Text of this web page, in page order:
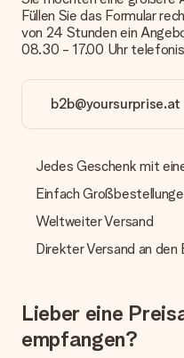
Zahlung
Wie kann ich meine
Wir bieten die folgenden
mit normaler Überweisung,
manuellen Überweisung
Geschenks jedoch um 3
Geschenk empfangen
Was, wenn das
Sollte das Geschenk wider
erfüllen, bitten wir dich,
kontaktieren. Dort wird dir
Wird die Rechnung mit
Alle Lieferungen erfolgen
Lieferschein. Die
Füllen Sie das Formular
von 24 Stunden ein
08.30 - 17.00 Uhr
b2b@yoursurprise.at
Jedes Geschenk mit
Einfach
Weltweiter Versand
Direkter Versand an den
Lieber eine
empfangen?